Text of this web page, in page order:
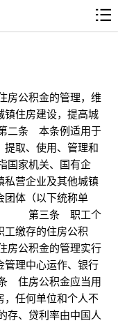
公积金的管理，维
镇住房建设，提高城
二条 本条例适用于
提取、使用、管理和
家机关、国有企
私营企业及其他城镇
团体（以下统称单
。 第三条 职工个
工缴存的住房公积
公积金的管理实行
管理中心运作、银行
住房公积金应当用
，任何单位和个人不
、贷利率由中国人